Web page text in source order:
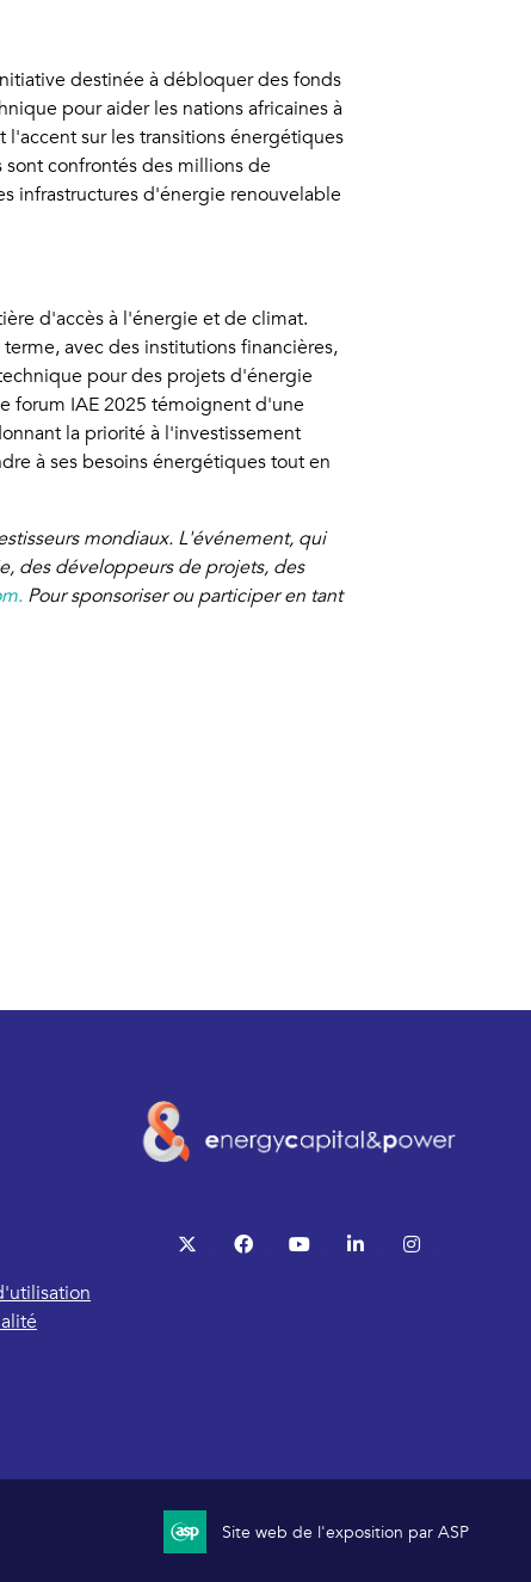
destinée à débloquer des fonds
pour aider les nations africaines à
sur les transitions énergétiques
confrontés des millions de
infrastructures d'énergie renouvelable
d'accès à l'énergie et de climat.
avec des institutions financières,
pour des projets d'énergie
forum IAE 2025 témoignent d'une
la priorité à l'investissement
à ses besoins énergétiques tout en
mondiaux. L'événement, qui
des développeurs de projets, des
Pour sponsoriser ou participer en tant
twitter facebookyoutube linkedin
Site web de l'exposition par ASP